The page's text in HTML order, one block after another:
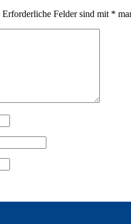
Erforderliche Felder sind mit *